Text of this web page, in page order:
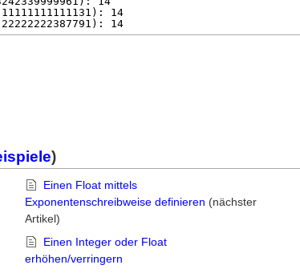
14
14
)
Einen Float mittels
Exponentenschreibweise definieren (nächster
Artikel)
Einen Integer oder Float
erhöhen/verringern